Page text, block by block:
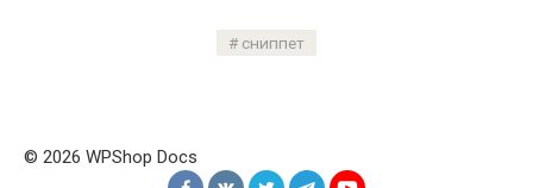
сниппет
© 2026 WPShop Docs